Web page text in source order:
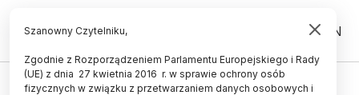
PL EN
TECHNOLOGIA
Szanowny Czytelniku,
Zgodnie z Rozporządzeniem Parlamentu Europejskiego i Rady
(UE) z dnia 27 kwietnia 2016 r. w sprawie ochrony osób
fizycznych w związku z przetwarzaniem danych osobowych i